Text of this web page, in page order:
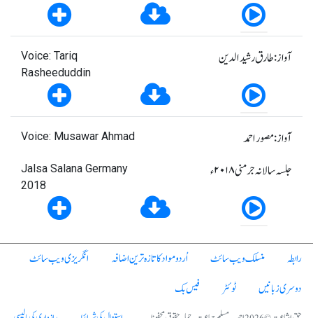
آواز: طارق رشیدالدین
Voice: Tariq
Rasheeduddin
آواز: مصور احمد Voice: Musawar Ahmad
جلسہ سالانہ جرمنی ۲۰۱۸ء
Jalsa Salana Germany
2018
رابطہ منسلک ویب سائٹ اُردو مواد کا تازہ ترین اضافہ
انگریزی ویب سائٹ
دوسری زبانیں
ٹوئٹر فیس بک